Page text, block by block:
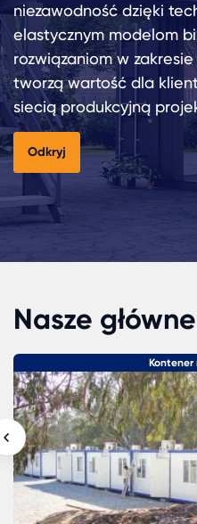
niezawodność dzięki
elastycznym modelom
rozwiązaniom w
tworzą wartość dla
siecią produkcyjną
Odkryj
Nasze
Kontener